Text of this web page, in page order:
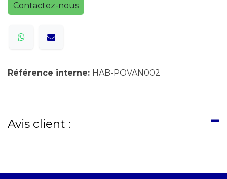
Contactez-nous
Référence interne: HAB-POVAN002
Avis client :